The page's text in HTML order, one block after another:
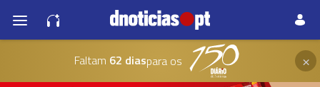
Faltam 62 diaspara os ×